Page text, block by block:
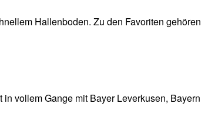
Hallenboden. Zu den Favoriten gehören
vollem Gange mit Bayer Leverkusen, Bayern